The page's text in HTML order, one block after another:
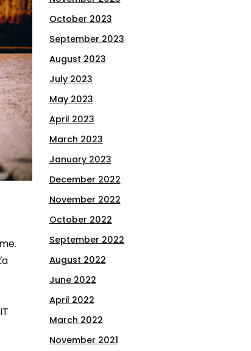
October 2023
September 2023
August 2023
July 2023
May 2023
April 2023
March 2023
January 2023
December 2022
November 2022
October 2022
September 2022
August 2022
June 2022
April 2022
March 2022
November 2021